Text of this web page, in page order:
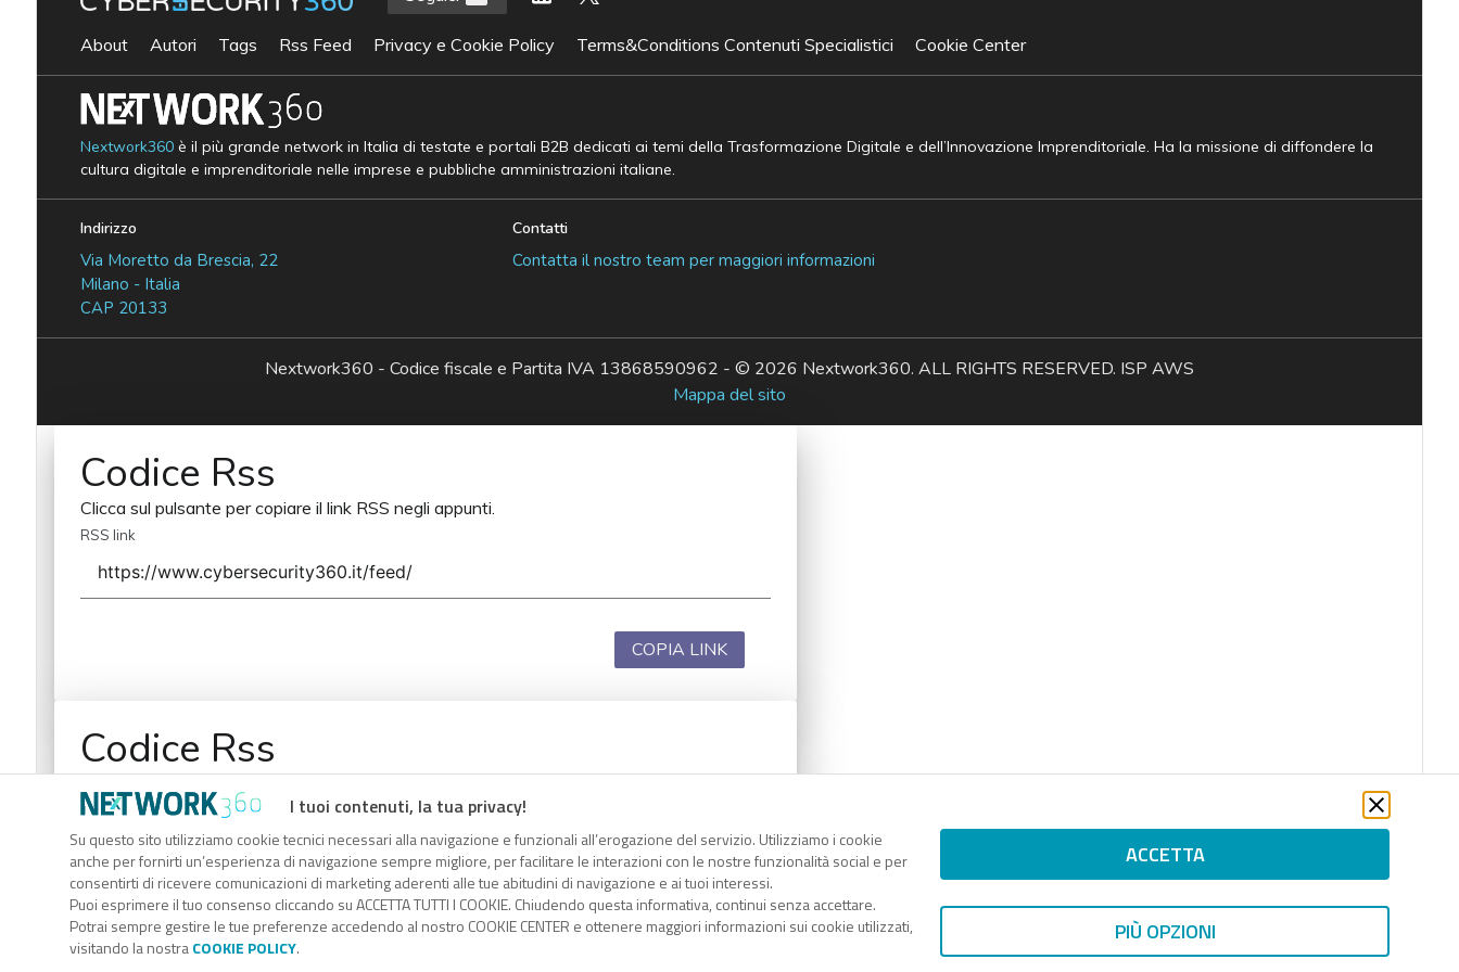
I tuoi contenuti, la tua privacy!
Su questo sito utilizziamo cookie tecnici necessari alla navigazione e funzionali all’erogazione del servizio. Utilizziamo i cookie
anche per fornirti un’esperienza di navigazione sempre migliore, per facilitare le interazioni con le nostre funzionalità social e per
consentirti di ricevere comunicazioni di marketing aderenti alle tue abitudini di navigazione e ai tuoi interessi.
Puoi esprimere il tuo consenso cliccando su ACCETTA TUTTI I COOKIE. Chiudendo questa informativa, continui senza accettare.
Potrai sempre gestire le tue preferenze accedendo al nostro COOKIE CENTER e ottenere maggiori informazioni sui cookie utilizzati,
visitando la nostraCOOKIE POLICY.
ACCETTA
PIÙ OPZIONI
About Autori Tags Rss Feed Privacy e Cookie Policy Terms&Conditions Contenuti Specialistici Cookie Center
Nextwork360è il più grande network in Italia di testate e portali B2B dedicati ai temi della Trasformazione Digitale e dell’Innovazione Imprenditoriale. Ha la missione di diffondere la
cultura digitale e imprenditoriale nelle imprese e pubbliche amministrazioni italiane.
Indirizzo
Via Moretto da Brescia, 22
Milano - Italia
CAP 20133
Contatti
Contatta il nostro team per maggiori informazioni
Nextwork360 - Codice fiscale e Partita IVA 13868590962 - © 2026 Nextwork360. ALL RIGHTS RESERVED. ISP AWS
Mappa del sito
Codice Rss
Clicca sul pulsante per copiare il link RSS negli appunti.
RSS link
COPIA LINK
Codice Rss
RSS link
COPIA LINK